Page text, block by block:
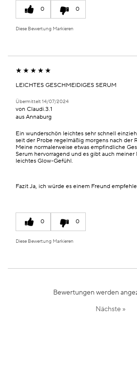
0 0
Diese Bewertung Markieren
LEICHTES GESCHMEIDIGES SERUM
Übermittelt14/07/2024
von Claudi.3.1
aus Annaburg
Ein wunderschön leichtes sehr schnell
seit der Probe regelmäßig morgens nach der
Meine normalerweise etwas empfindliche
Serum hervorragend und es gibt auch
leichtes Glow-Gefühl.
Fazit Ja, ich würde es einem Freund
0 0
Diese Bewertung Markieren
Bewertungen werden
Nächste »